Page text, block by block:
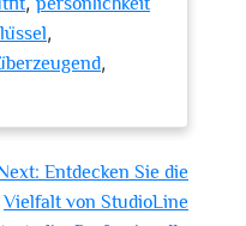
,
,
Entdecken Sie die
Vielfalt von StudioLine